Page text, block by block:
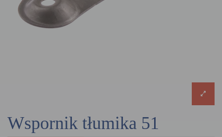
wspornik tłumika 51